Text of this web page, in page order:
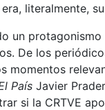
literalmente,
un
De los
País Javier
si la CRTVE